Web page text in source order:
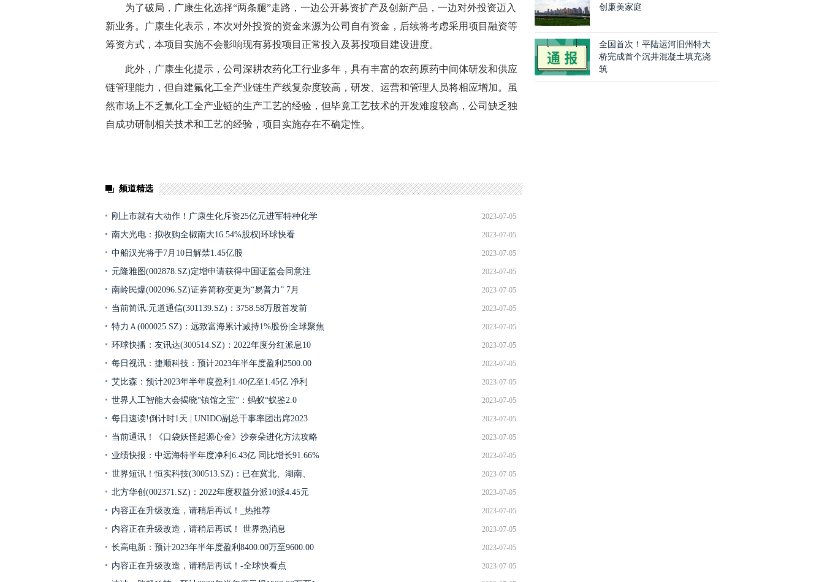
为了破局，广康生化选择“两条腿”走路，一边公开募资扩产及创新产品，一边对外投资迈入
新业务。广康生化表示，本次对外投资的资金来源为公司自有资金，后续将考虑采用项目融资等
筹资方式，本项目实施不会影响现有募投项目正常投入及募投项目建设进度。
此外，广康生化提示，公司深耕农药化工行业多年，具有丰富的农药原药中间体研发和供应
链管理能力，但自建氟化工全产业链生产线复杂度较高，研发、运营和管理人员将相应增加。虽
然市场上不乏氟化工全产业链的生产工艺的经验，但毕竟工艺技术的开发难度较高，公司缺乏独
自成功研制相关技术和工艺的经验，项目实施存在不确定性。
频道精选
刚上市就有大动作！广康生化斥资25亿元进军特种化学 2023-07-05
南大光电：拟收购全椒南大16.54%股权|环球快看 2023-07-05
中船汉光将于7月10日解禁1.45亿股 2023-07-05
元隆雅图(002878.SZ)定增申请获得中国证监会同意注 2023-07-05
南岭民爆(002096.SZ)证券简称变更为“易普力” 7月 2023-07-05
当前简讯:元道通信(301139.SZ)：3758.58万股首发前 2023-07-05
特力Ａ(000025.SZ)：远致富海累计减持1%股份|全球聚焦 2023-07-05
环球快播：友讯达(300514.SZ)：2022年度分红派息10 2023-07-05
每日视讯：捷顺科技：预计2023年半年度盈利2500.00 2023-07-05
艾比森：预计2023年半年度盈利1.40亿至1.45亿 净利 2023-07-05
世界人工智能大会揭晓“镇馆之宝”：蚂蚁“蚁鉴2.0 2023-07-05
每日速读!倒计时1天 | UNIDO副总干事率团出席2023 2023-07-05
当前通讯！《口袋妖怪起源心金》沙奈朵进化方法攻略 2023-07-05
业绩快报：中远海特半年度净利6.43亿 同比增长91.66% 2023-07-05
世界短讯！恒实科技(300513.SZ)：已在冀北、湖南、 2023-07-05
北方华创(002371.SZ)：2022年度权益分派10派4.45元 2023-07-05
内容正在升级改造，请稍后再试！_热推荐 2023-07-05
内容正在升级改造，请稍后再试！ 世界热消息 2023-07-05
长高电新：预计2023年半年度盈利8400.00万至9600.00 2023-07-05
内容正在升级改造，请稍后再试！-全球快看点 2023-07-05
创廉美家庭
全国首次！平陆运河旧州特大
桥完成首个沉井混凝土填充浇
筑